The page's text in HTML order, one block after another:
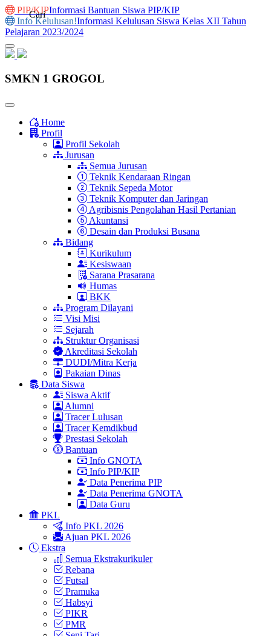
PIP/KIPInformasi Bantuan Siswa PIP/KIP
Info Kelulusan!Informasi Kelulusan Siswa Kelas XII Tahun
Pelajaran 2023/2024
SMKN 1 GROGOL
Home
Profil
Profil Sekolah
Jurusan
Semua Jurusan
Teknik Kendaraan Ringan
Teknik Sepeda Motor
Teknik Komputer dan Jaringan
Agribisnis Pengolahan Hasil Pertanian
Akuntansi
Desain dan Produksi Busana
Bidang
Kurikulum
Kesiswaan
Sarana Prasarana
Humas
BKK
Program Dilayani
Visi Misi
Sejarah
Struktur Organisasi
Akreditasi Sekolah
DUDI/Mitra Kerja
Pakaian Dinas
Data Siswa
Siswa Aktif
Alumni
Tracer Lulusan
Tracer Kemdikbud
Prestasi Sekolah
Bantuan
Info GNOTA
Info PIP/KIP
Data Penerima PIP
Data Penerima GNOTA
Data Guru
PKL
Info PKL 2026
Ajuan PKL 2026
Ekstra
Semua Ekstrakurikuler
Rebana
Futsal
Pramuka
Habsyi
PIKR
PMR
Cari